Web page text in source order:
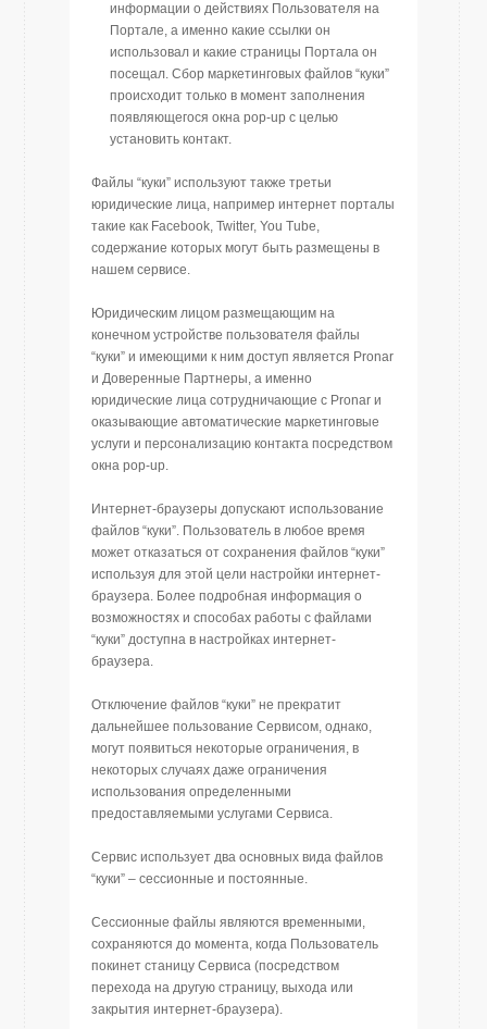
информации о действиях Пользователя на
Портале, а именно какие ссылки он
использовал и какие страницы Портала он
посещал. Сбор маркетинговых файлов “куки”
происходит только в момент заполнения
появляющегося окна pop-up с целью
установить контакт.
Файлы “куки” используют также третьи
юридические лица, например интернет порталы
такие как Facebook, Twitter, You Tube,
содержание которых могут быть размещены в
нашем сервисе.
Юридическим лицом размещающим на
конечном устройстве пользователя файлы
“куки” и имеющими к ним доступ является Pronar
и Доверенные Партнеры, а именно
юридические лица сотрудничающие с Pronar и
оказывающие автоматические маркетинговые
услуги и персонализацию контакта посредством
окна pop-up.
Интернет-браузеры допускают использование
файлов “куки”. Пользователь в любое время
может отказаться от сохранения файлов “куки”
используя для этой цели настройки интернет-
браузера. Более подробная информация о
возможностях и способах работы с файлами
“куки” доступна в настройках интернет-
браузера.
Отключение файлов “куки” не прекратит
дальнейшее пользование Сервисом, однако,
могут появиться некоторые ограничения, в
некоторых случаях даже ограничения
использования определенными
предоставляемыми услугами Сервиса.
Сервис использует два основных вида файлов
“куки” – сессионные и постоянные.
Сессионные файлы являются временными,
сохраняются до момента, когда Пользователь
покинет станицу Сервиса (посредством
перехода на другую страницу, выхода или
закрытия интернет-браузера).